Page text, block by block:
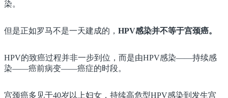
染。
但是正如罗马不是一天建成的， HPV感染并不等于宫颈癌。
HPV的致癌过程并非一步到位，而是由HPV感染——持续感
染——癌前病变——癌症的时段。
宫颈癌多见于40岁以上妇女，持续高危型HPV感染到发生宫